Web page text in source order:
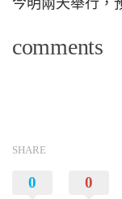
comments
SHARE
0 0